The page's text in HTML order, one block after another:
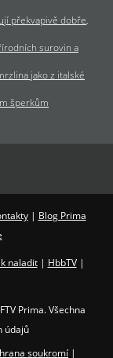
překvapivě dobře
surovin a
jako z italské
šperkům
| Blog Prima
naladit| HbbTV|
Prima. Všechna
údajů
soukromí |